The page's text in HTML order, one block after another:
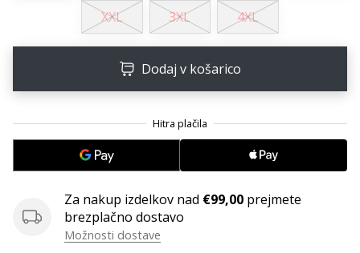
XXL 3XL 4XL
Dodaj v košarico
Za nakup izdelkov nad €99,00 prejmete
brezplačno dostavo
Možnosti dostave